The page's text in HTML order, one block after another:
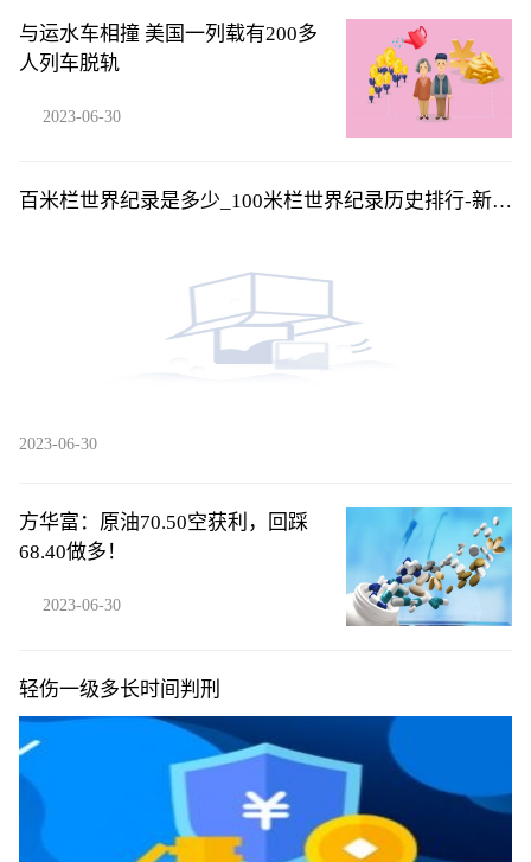
与运水车相撞 美国一列载有200多
人列车脱轨
2023-06-30
百米栏世界纪录是多少_100米栏世界纪录历史排行-新资
2023-06-30
方华富：原油70.50空获利，回踩
68.40做多！
2023-06-30
轻伤一级多长时间判刑